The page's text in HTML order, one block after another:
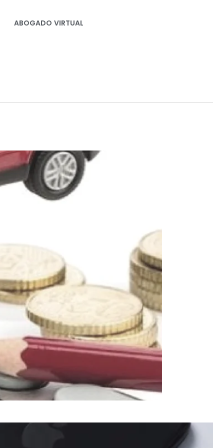
ABOGADO VIRTUAL